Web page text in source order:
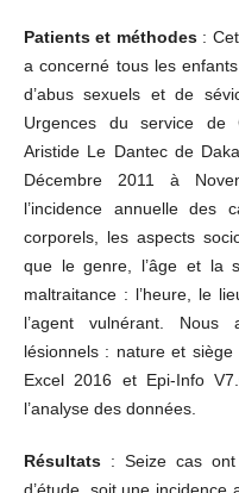
Patients et méthodes:
a concerné tous les
d’abus sexuels et de
Urgences du service de
Aristide Le Dantec de
Décembre 2011 à
l’incidence annuelle des
corporels, les aspects
que le genre, l’âge et la
maltraitance : l’heure, le
l’agent vulnérant.
lésionnels : nature et
Excel 2016 et Epi-Info
l’analyse des données.
Résultats: Seize cas ont